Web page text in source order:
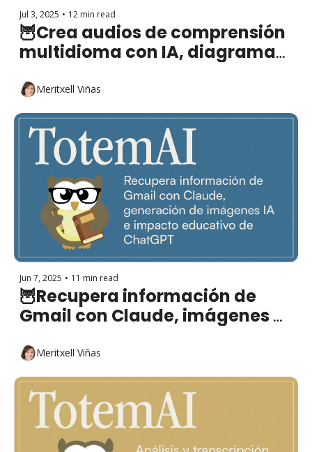
Jul 3, 2025 • 12 min read
🦉Crea audios de comprensión
multidioma con IA, diagramas
la memoria
Meritxell Viñas
Jun 7, 2025 • 11 min read
🦉Recupera información de
Gmail con Claude, imágenes
educativo de ChatGPT
Meritxell Viñas